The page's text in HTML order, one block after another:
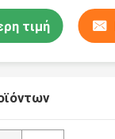
τιμή